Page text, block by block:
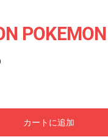
POKEMON
カートに追加